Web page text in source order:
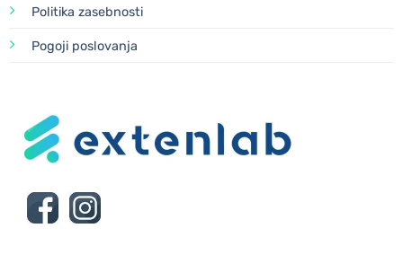
Politika zasebnosti
Pogoji poslovanja